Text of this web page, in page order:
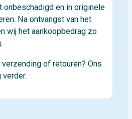
onbeschadigd en in originele
Na ontvangst van het
wij het aankoopbedrag zo
of retouren? Ons
verder.